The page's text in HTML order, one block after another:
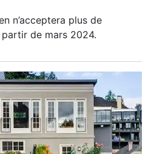
n’acceptera plus de
de mars 2024.